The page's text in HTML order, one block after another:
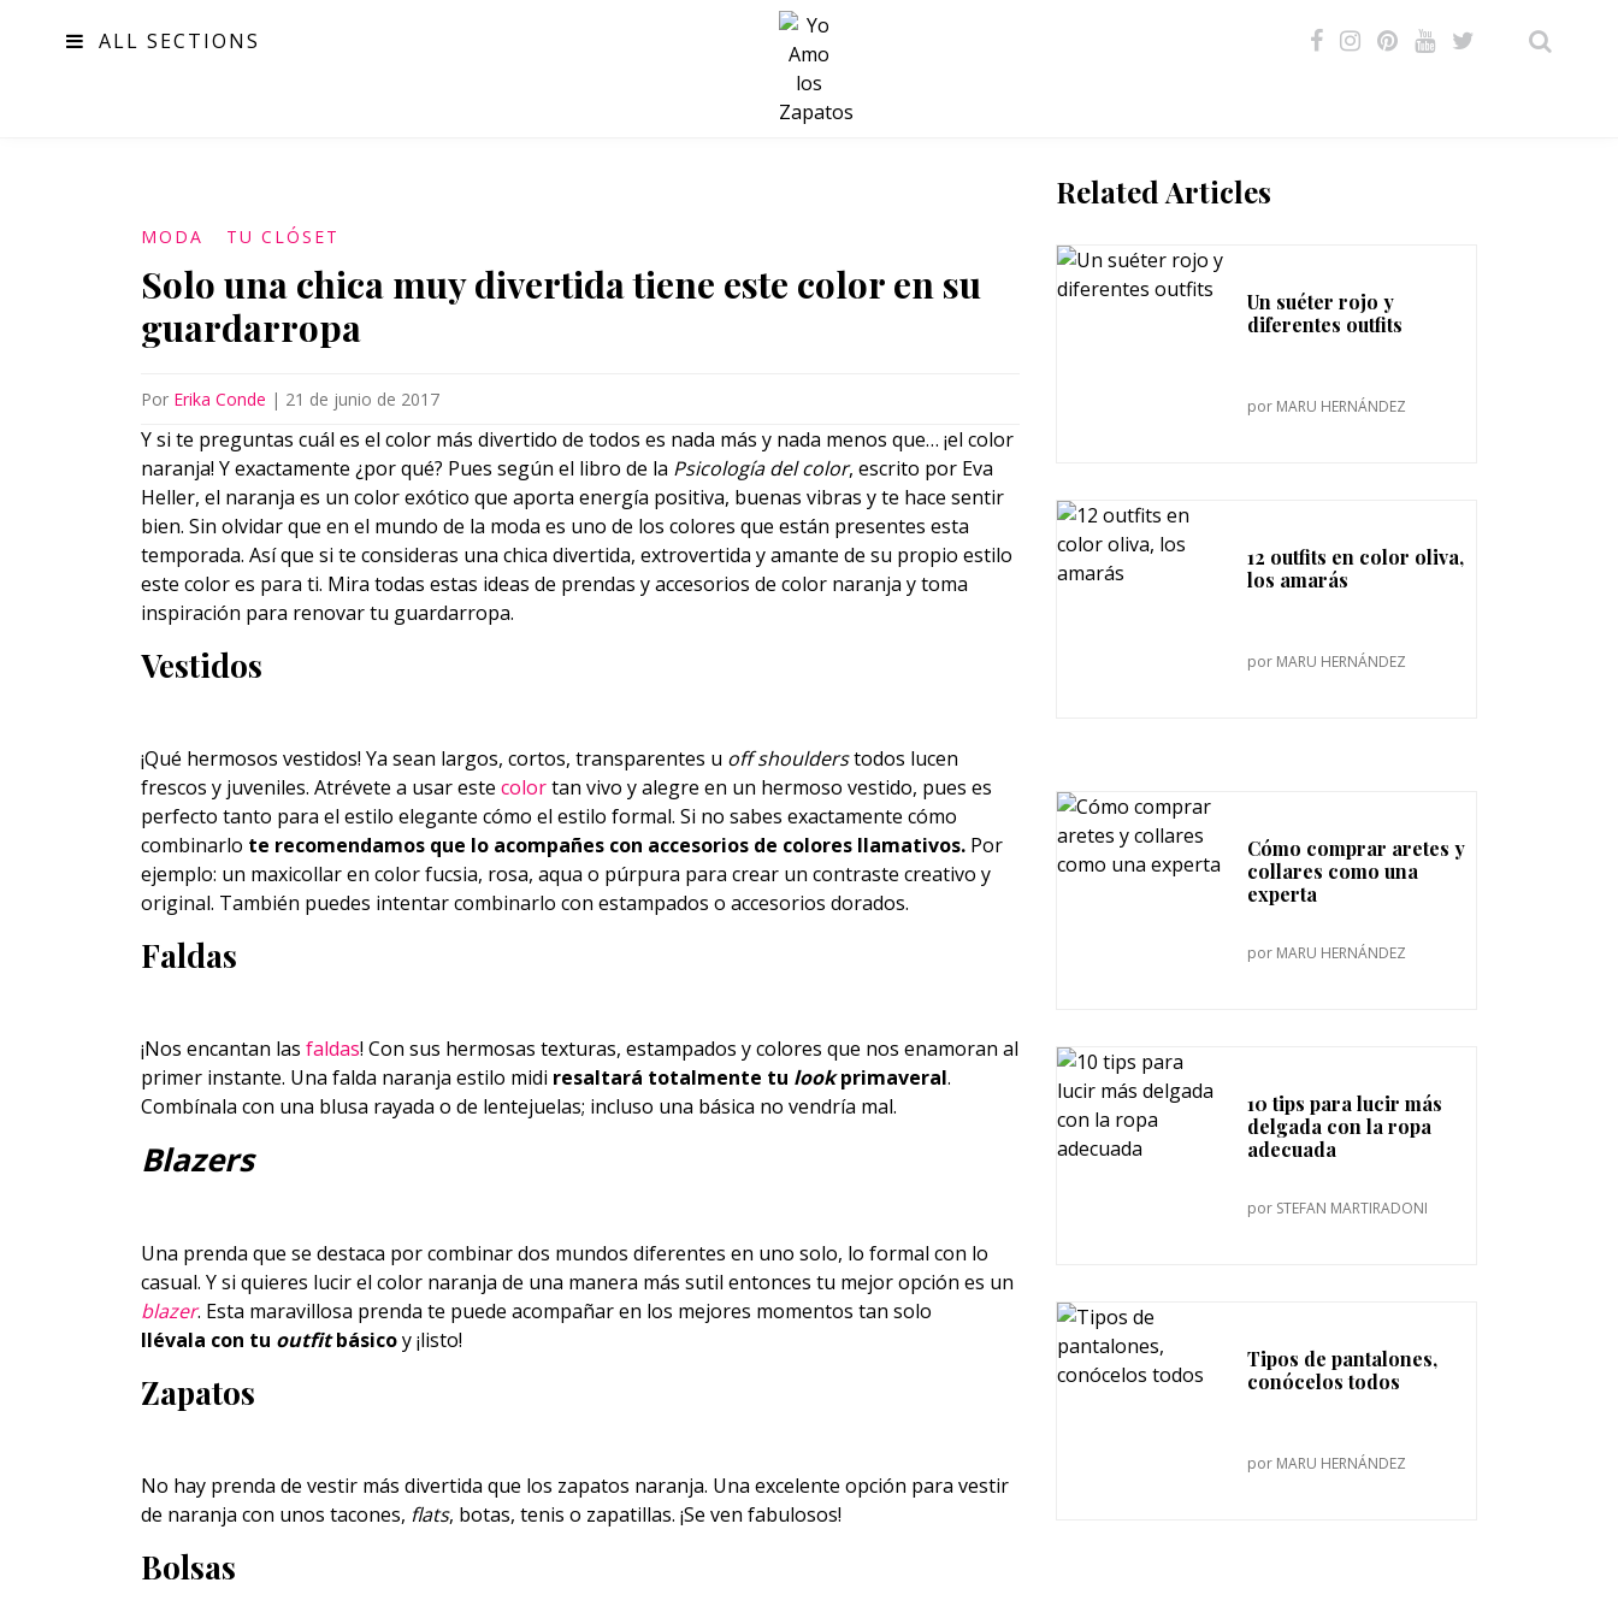
ALL SECTIONS
SALUD
MODA TU CLÓSET
Solo una chica muy divertida tiene este color en su
guardarropa
Por Erika Conde | 21 de junio de 2017
Y si te preguntas cuál es el color más divertido de todos es nada más y nada menos que… ¡el color
naranja! Y exactamente ¿por qué? Pues según el libro de la Psicología del color, escrito por Eva
Heller, el naranja es un color exótico que aporta energía positiva, buenas vibras y te hace sentir
bien. Sin olvidar que en el mundo de la moda es uno de los colores que están presentes esta
temporada. Así que si te consideras una chica divertida, extrovertida y amante de su propio estilo
este color es para ti. Mira todas estas ideas de prendas y accesorios de color naranja y toma
inspiración para renovar tu guardarropa.
Vestidos
¡Qué hermosos vestidos! Ya sean largos, cortos, transparentes u off shoulderstodos lucen
frescos y juveniles. Atrévete a usar este colortan vivo y alegre en un hermoso vestido, pues es
perfecto tanto para el estilo elegante cómo el estilo formal. Si no sabes exactamente cómo
combinarlo te recomendamos que lo acompañes con accesorios de colores llamativos. Por
ejemplo: un maxicollar en color fucsia, rosa, aqua o púrpura para crear un contraste creativo y
original. También puedes intentar combinarlo con estampados o accesorios dorados.
Faldas
¡Nos encantan las faldas! Con sus hermosas texturas, estampados y colores que nos enamoran al
primer instante. Una falda naranja estilo midi resaltará totalmente tu lookprimaveral.
Combínala con una blusa rayada o de lentejuelas; incluso una básica no vendría mal.
Blazers
Una prenda que se destaca por combinar dos mundos diferentes en uno solo, lo formal con lo
casual. Y si quieres lucir el color naranja de una manera más sutil entonces tu mejor opción es un
blazer. Esta maravillosa prenda te puede acompañar en los mejores momentos tan solo
llévala con tu outfitbásicoy ¡listo!
Zapatos
No hay prenda de vestir más divertida que los zapatos naranja. Una excelente opción para vestir
de naranja con unos tacones, flats, botas, tenis o zapatillas. ¡Se ven fabulosos!
Bolsas
Related Articles
Un suéter rojo y
diferentes outfits
por MARU HERNÁNDEZ
12 outfits en color oliva,
los amarás
por MARU HERNÁNDEZ
Cómo comprar aretes y
collares como una
experta
por MARU HERNÁNDEZ
10 tips para lucir más
delgada con la ropa
adecuada
por STEFAN MARTIRADONI
Tipos de pantalones,
conócelos todos
por MARU HERNÁNDEZ